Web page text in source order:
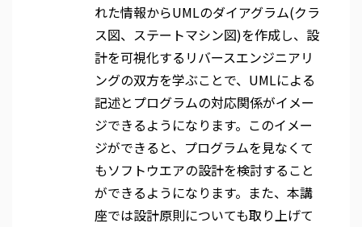
れた情報からUMLのダイアグラム(クラ
ス図、ステートマシン図)を作成し、設
計を可視化するリバースエンジニアリ
ングの双方を学ぶことで、UMLによる
記述とプログラムの対応関係がイメー
ジできるようになります。このイメー
ジができると、プログラムを見なくて
もソフトウエアの設計を検討すること
ができるようになります。また、本講
座では設計原則についても取り上げて